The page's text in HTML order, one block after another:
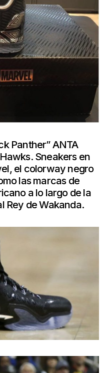
Panther” ANTA
Sneakersen
el colorway negro
las marcas de
a lo largo de la
Rey de Wakanda.